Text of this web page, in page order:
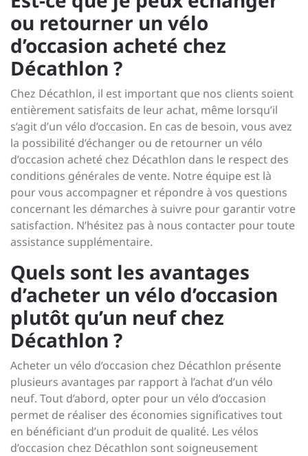
ou retourner un vélo
d’occasion acheté chez
Décathlon ?
Chez Décathlon, il est important que nos clients soient
entièrement satisfaits de leur achat, même lorsqu’il
s’agit d’un vélo d’occasion. En cas de besoin, vous avez
la possibilité d’échanger ou de retourner un vélo
d’occasion acheté chez Décathlon dans le respect des
conditions générales de vente. Notre équipe est là
pour vous accompagner et répondre à vos questions
concernant les démarches à suivre pour garantir votre
satisfaction. N’hésitez pas à nous contacter pour toute
assistance supplémentaire.
Quels sont les avantages
d’acheter un vélo d’occasion
plutôt qu’un neuf chez
Décathlon ?
Acheter un vélo d’occasion chez Décathlon présente
plusieurs avantages par rapport à l’achat d’un vélo
neuf. Tout d’abord, opter pour un vélo d’occasion
permet de réaliser des économies significatives tout
en bénéficiant d’un produit de qualité. Les vélos
d’occasion chez Décathlon sont soigneusement